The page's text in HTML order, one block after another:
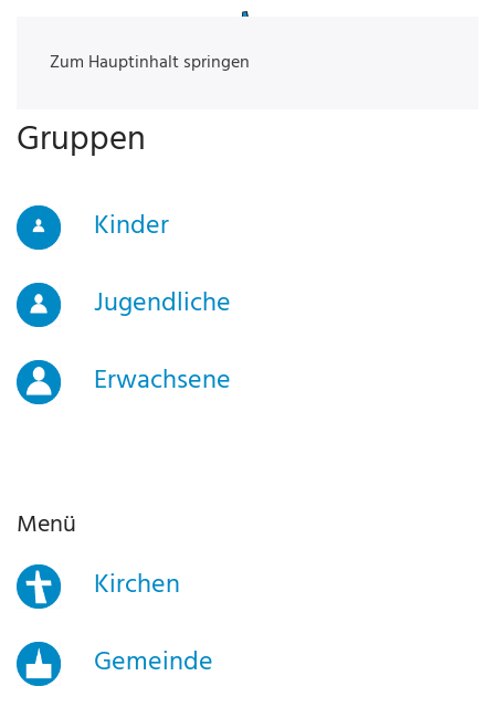
Zum Hauptinhalt springen
Gruppen
Kinder
Jugendliche
Erwachsene
Menü
Kirchen
Gemeinde